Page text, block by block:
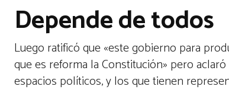
Depende de todos
Luego ratificó que «este gobierno para
que es reforma la Constitución» pero
espacios políticos, y los que tienen